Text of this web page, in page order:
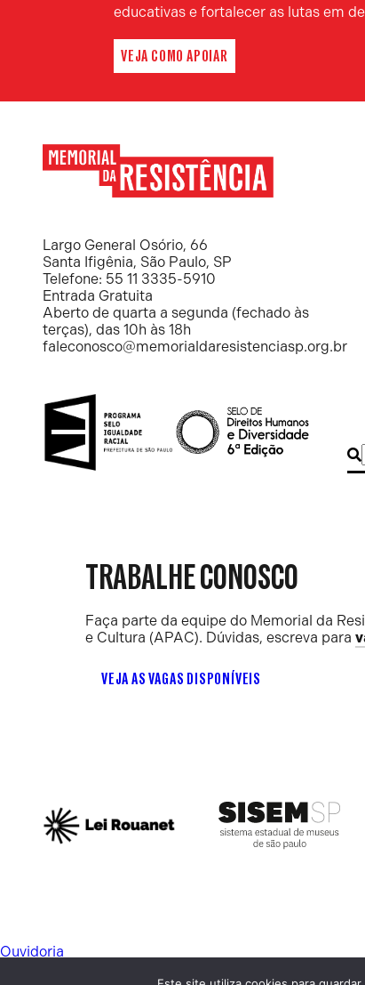
educativas e fortalecer as lutas em
VEJA COMO APOIAR
Resistência
Largo General Osório, 66
Santa Ifigênia, São Paulo, SP
Telefone: 55 11 3335-5910
Entrada Gratuita
Aberto de quarta a segunda (fechado às
terças), das 10h às 18h
faleconosco@memorialdaresistenciasp.org.br
TRABALHE CONOSCO
Faça parte da equipe do Memorial da
e Cultura (APAC). Dúvidas, escreva para
VEJA AS VAGAS DISPONÍVEIS
Ouvidoria